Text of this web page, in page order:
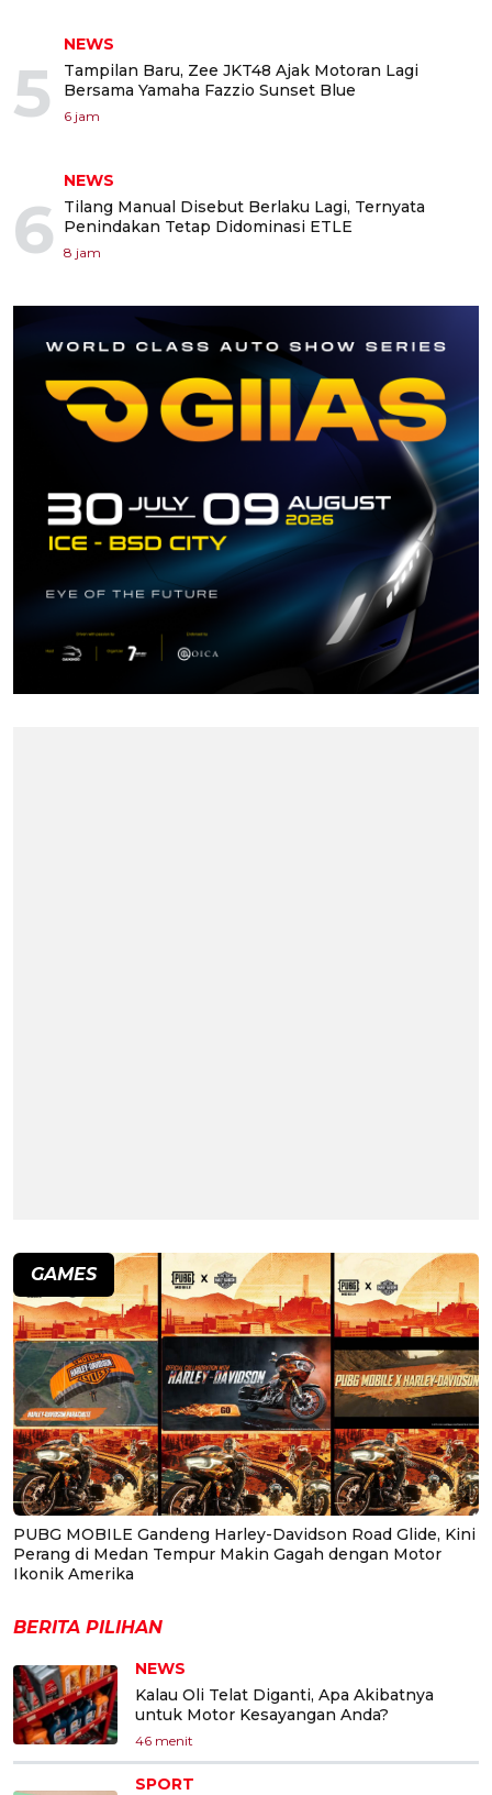
5
NEWS
Tampilan Baru, Zee JKT48 Ajak Motoran Lagi
Bersama Yamaha Fazzio Sunset Blue
6 jam
6
NEWS
Tilang Manual Disebut Berlaku Lagi, Ternyata
Penindakan Tetap Didominasi ETLE
8 jam
GAMES
PUBG MOBILE Gandeng Harley-Davidson Road Glide, Kini
Perang di Medan Tempur Makin Gagah dengan Motor
Ikonik Amerika
BERITA PILIHAN
NEWS
Kalau Oli Telat Diganti, Apa Akibatnya
untuk Motor Kesayangan Anda?
46 menit
SPORT